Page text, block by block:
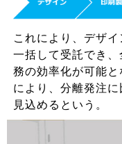
これにより、デザ
一括して受託でき
務の効率化が可能
により、分離発注
見込めるという。